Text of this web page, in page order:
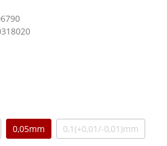
nicht verfügbar.)
ist zurzeit nicht verfügbar.)
0,05mm 0,1(+0,01/-0,01)mm
(Diese Option ist